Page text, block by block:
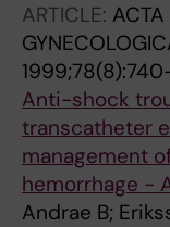
ARTICLE: ACTA
Anti-shock
transcatheter
management
hemorrhage -
Andrae B;